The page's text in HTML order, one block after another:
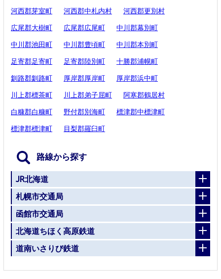
河西郡芽室町 河西郡中札内村 河西郡更別村
広尾郡大樹町 広尾郡広尾町 中川郡幕別町
中川郡池田町 中川郡豊頃町 中川郡本別町
足寄郡足寄町 足寄郡陸別町 十勝郡浦幌町
釧路郡釧路町 厚岸郡厚岸町 厚岸郡浜中町
川上郡標茶町 川上郡弟子屈町 阿寒郡鶴居村
白糠郡白糠町 野付郡別海町 標津郡中標津町
標津郡標津町 目梨郡羅臼町
路線から探す
JR北海道
札幌市交通局
函館市交通局
北海道ちほく高原鉄道
道南いさりび鉄道